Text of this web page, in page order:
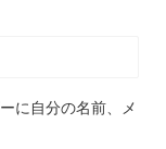
に自分の名前、メ